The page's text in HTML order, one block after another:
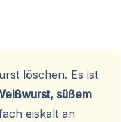
löschen. Es ist
süßem
eiskalt an